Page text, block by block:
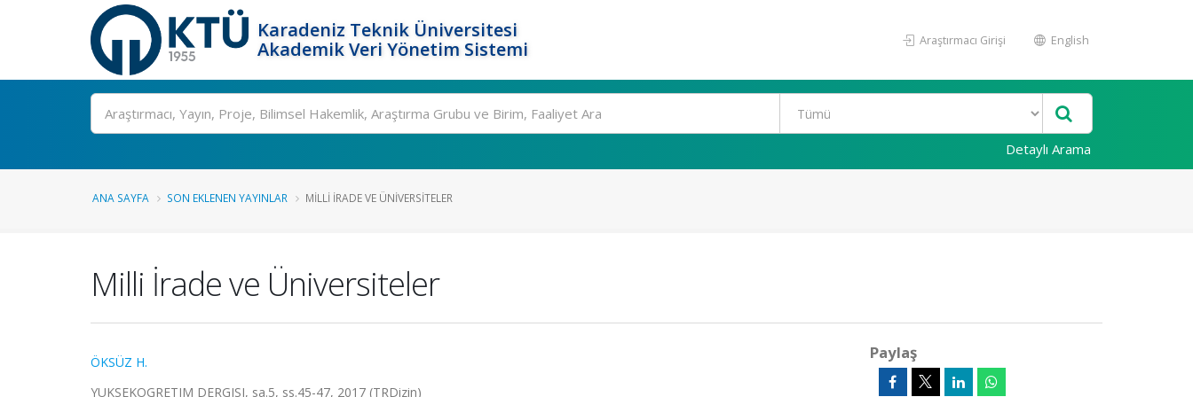
Karadeniz Teknik Üniversitesi
Akademik Veri Yönetim Sistemi
Araştırmacı Girişi English
Ara
Detaylı Arama
ANA SAYFA SON EKLENEN YAYINLAR MILLI İRADE VE ÜNIVERSITELER
Milli İrade ve Üniversiteler
ÖKSÜZ H.
YUKSEKOGRETIM DERGISI, sa.5, ss.45-47, 2017 (TRDizin)
Paylaş